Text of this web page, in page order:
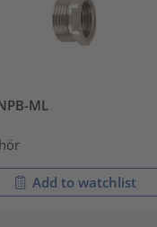
ML
Add to watchlist